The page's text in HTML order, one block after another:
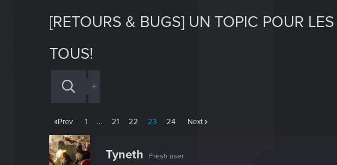
[RETOURS & BUGS] UN TOPIC POUR
TOUS!
+
Prev 1 … 21 22 23 24 Next
Tyneth Fresh user